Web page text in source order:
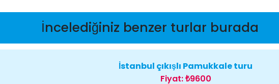
İncelediğiniz benzer turlar burada
İstanbul çıkışlı Pamukkale turu
Fiyat:₺9600